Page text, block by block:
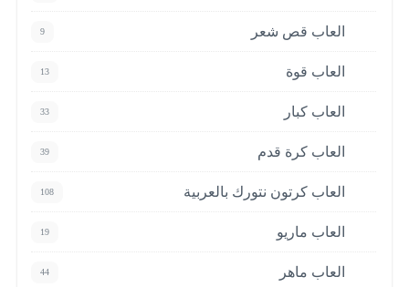
العاب قص شعر 9
العاب قوة 13
العاب كبار 33
العاب كرة قدم 39
العاب كرتون نتورك بالعربية 108
العاب ماريو 19
العاب ماهر 44